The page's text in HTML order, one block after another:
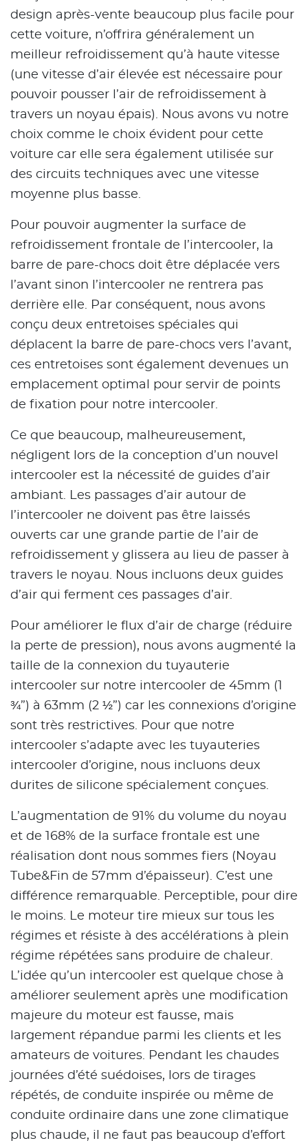
design après-vente beaucoup plus facile pour
cette voiture, n’offrira généralement un
meilleur refroidissement qu’à haute vitesse
(une vitesse d’air élevée est nécessaire pour
pouvoir pousser l’air de refroidissement à
travers un noyau épais). Nous avons vu notre
choix comme le choix évident pour cette
voiture car elle sera également utilisée sur
des circuits techniques avec une vitesse
moyenne plus basse.
Pour pouvoir augmenter la surface de
refroidissement frontale de l’intercooler, la
barre de pare-chocs doit être déplacée vers
l’avant sinon l’intercooler ne rentrera pas
derrière elle. Par conséquent, nous avons
conçu deux entretoises spéciales qui
déplacent la barre de pare-chocs vers l’avant,
ces entretoises sont également devenues un
emplacement optimal pour servir de points
de fixation pour notre intercooler.
Ce que beaucoup, malheureusement,
négligent lors de la conception d’un nouvel
intercooler est la nécessité de guides d’air
ambiant. Les passages d’air autour de
l’intercooler ne doivent pas être laissés
ouverts car une grande partie de l’air de
refroidissement y glissera au lieu de passer à
travers le noyau. Nous incluons deux guides
d’air qui ferment ces passages d’air.
Pour améliorer le flux d’air de charge (réduire
la perte de pression), nous avons augmenté la
taille de la connexion du tuyauterie
intercooler sur notre intercooler de 45mm (1
¾”) à 63mm (2 ½”) car les connexions d’origine
sont très restrictives. Pour que notre
intercooler s’adapte avec les tuyauteries
intercooler d’origine, nous incluons deux
durites de silicone spécialement conçues.
L’augmentation de 91% du volume du noyau
et de 168% de la surface frontale est une
réalisation dont nous sommes fiers (Noyau
Tube&Fin de 57mm d’épaisseur). C’est une
différence remarquable. Perceptible, pour dire
le moins. Le moteur tire mieux sur tous les
régimes et résiste à des accélérations à plein
régime répétées sans produire de chaleur.
L’idée qu’un intercooler est quelque chose à
améliorer seulement après une modification
majeure du moteur est fausse, mais
largement répandue parmi les clients et les
amateurs de voitures. Pendant les chaudes
journées d’été suédoises, lors de tirages
répétés, de conduite inspirée ou même de
conduite ordinaire dans une zone climatique
plus chaude, il ne faut pas beaucoup d’effort